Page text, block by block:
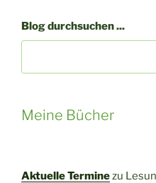
den
Spuren
Blog durchsuchen ...
Meine Bücher
Aktuelle Terminezu